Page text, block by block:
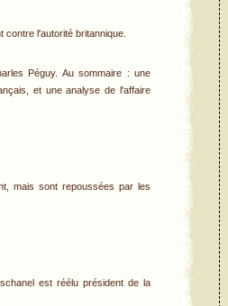
contre l'autorité britannique.
Péguy. Au sommaire : une
et une analyse de l'affaire
mais sont repoussées par les
est réélu président de la